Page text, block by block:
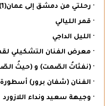
· رحلتي من دمشق إلى عمان(1)
· قمر الليالي
· الليل الداجي
· معرض الفنان التشكيلي
· (نفثاتُ الصّمت) و (حيثُ
· الفنان (شفان برور) أسطورة
· وجيهة سعيد ونداء اللازورد